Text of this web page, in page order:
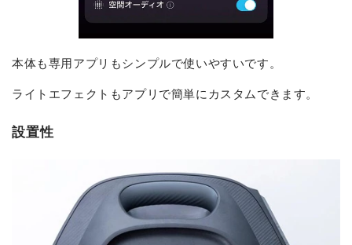
本体も専用アプリもシンプルで使いやすいです。
ライトエフェクトもアプリで簡単にカスタムできます。
設置性